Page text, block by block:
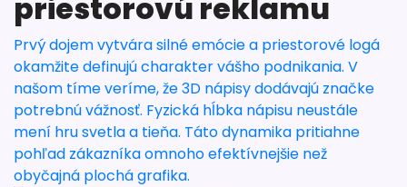
priestorovú reklamu
Prvý dojem vytvára silné emócie a priestorové logá
okamžite definujú charakter vášho podnikania. V
našom tíme veríme, že 3D nápisy dodávajú značke
potrebnú vážnosť. Fyzická hĺbka nápisu neustále
mení hru svetla a tieňa. Táto dynamika pritiahne
pohľad zákazníka omnoho efektívnejšie než
obyčajná plochá grafika.